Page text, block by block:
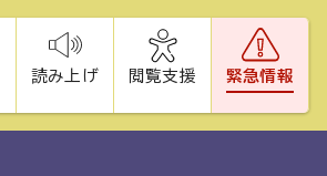
読み上げ 閲覧支援 緊急情報